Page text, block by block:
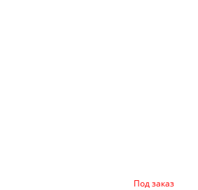
Под заказ